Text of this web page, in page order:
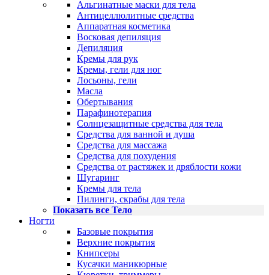
Альгинатные маски для тела
Антицеллюлитные средства
Аппаратная косметика
Восковая депиляция
Депиляция
Кремы для рук
Кремы, гели для ног
Лосьоны, гели
Масла
Обертывания
Парафинотерапия
Солнцезащитные средства для тела
Средства для ванной и душа
Средства для массажа
Средства для похудения
Средства от растяжек и дряблости кожи
Шугаринг
Кремы для тела
Пилинги, скрабы для тела
Показать все Тело
Ногти
Базовые покрытия
Верхние покрытия
Книпсеры
Кусачки маникюрные